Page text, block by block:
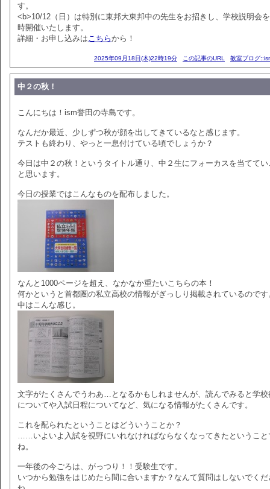
す。
<b>10/12（日）は特別に東邦大東邦中の先生をお招きし、学校説明会
時開催いたします。
詳細・お申し込みはこちらから！
2025年09月18日(木)22時19分 この記事のURL 教室ブログ
中２の秋！
こんにちは！ism誉田の寺島です。
なんだか最近、少しずつ秋が顔を出してきているなと感じます。
テストも終わり、やっと一息付けている頃でしょうか？
今日は中２の秋！というタイトル通り、中２生にフォーカスを当ててい
と思います。
今日の授業ではこんなものを配布しました。
なんと1000ページを超え、なかなか重たいこちらの本！
何かというと首都圏の私立高校の情報がぎっしり掲載されているのです
中はこんな感じ。
文字がたくさんでうわあ…となるかもしれませんが、読んでみると学校
についてや入試日程についてなど、気になる情報がたくさんです。
これを配られたということはどういうことか？
……いよいよ入試を視野にいれなければならなくなってきたということ
ね。
一年後の今ごろは、がっつり！！受験生です。
いつから勉強をはじめたら間に合いますか？なんて質問はしないでくだ